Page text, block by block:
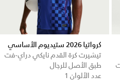
كرواتيا 2026 ستيديوم الأساسي
تيشيرت كرة القدم نايكي دراي-فت
طبق الأصل للرجال
عدد الألوان 1